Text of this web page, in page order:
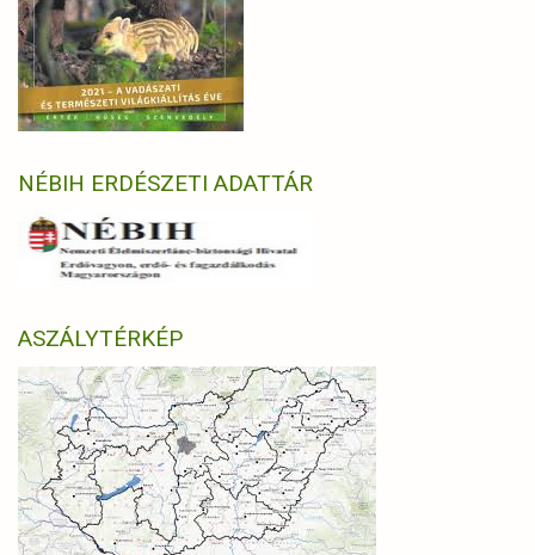
NÉBIH ERDÉSZETI ADATTÁR
ASZÁLYTÉRKÉP